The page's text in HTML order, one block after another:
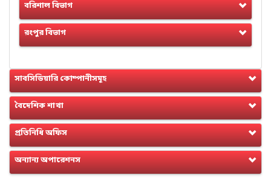
বরিশাল বিভাগ
রংপুর বিভাগ
সাবসিডিয়ারি কোম্পানীসমূহ
বৈদেশিক শাখা
প্রতিনিধি অফিস
অন্যান্য অপারেশনস